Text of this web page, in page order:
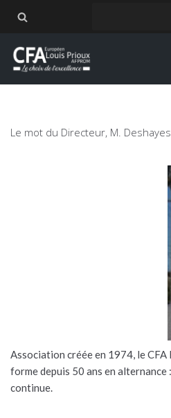
au
contenu
Le mot du Directeur, M. Deshayes
Association créée en 1974, le
forme depuis 50 ans en
continue.